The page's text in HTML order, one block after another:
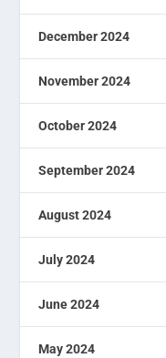
December 2024
November 2024
October 2024
September 2024
August 2024
July 2024
June 2024
May 2024